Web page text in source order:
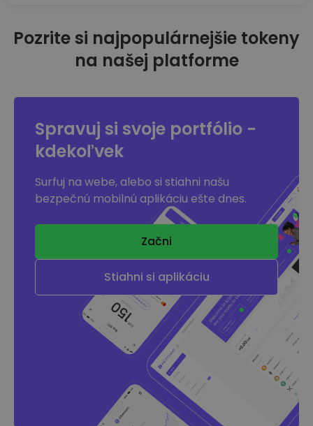
Pozrite si najpopulárnejšie tokeny
na našej platforme
Spravuj si svoje portfólio -
kdekoľvek
Surfuj na webe, alebo si stiahni našu
bezpečnú mobilnú aplikáciu ešte dnes.
Začni
Stiahni si aplikáciu